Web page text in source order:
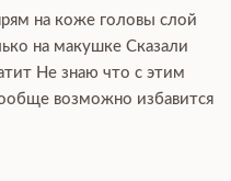
на коже головы слой
на макушке Сказали
Не знаю что с этим
возможно избавится